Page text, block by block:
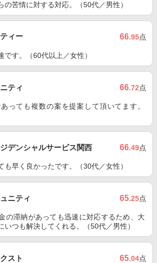
の苦情に対する対応。（50代／男性）
ィー 66.95点
です。（60代以上／女性）
ティ 66.72点
っても複数の案を提案して頂いてます。
デンシャルサービス関西 66.49点
も早く良かったです。（30代／女性）
ニティ 65.25点
の滞納があっても迅速に対応するため、大
いつも解決してくれる。（50代／男性）
スト 65.04点